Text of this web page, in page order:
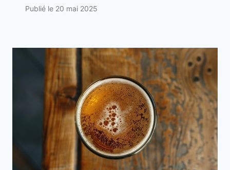
Publié le 20 mai 2025